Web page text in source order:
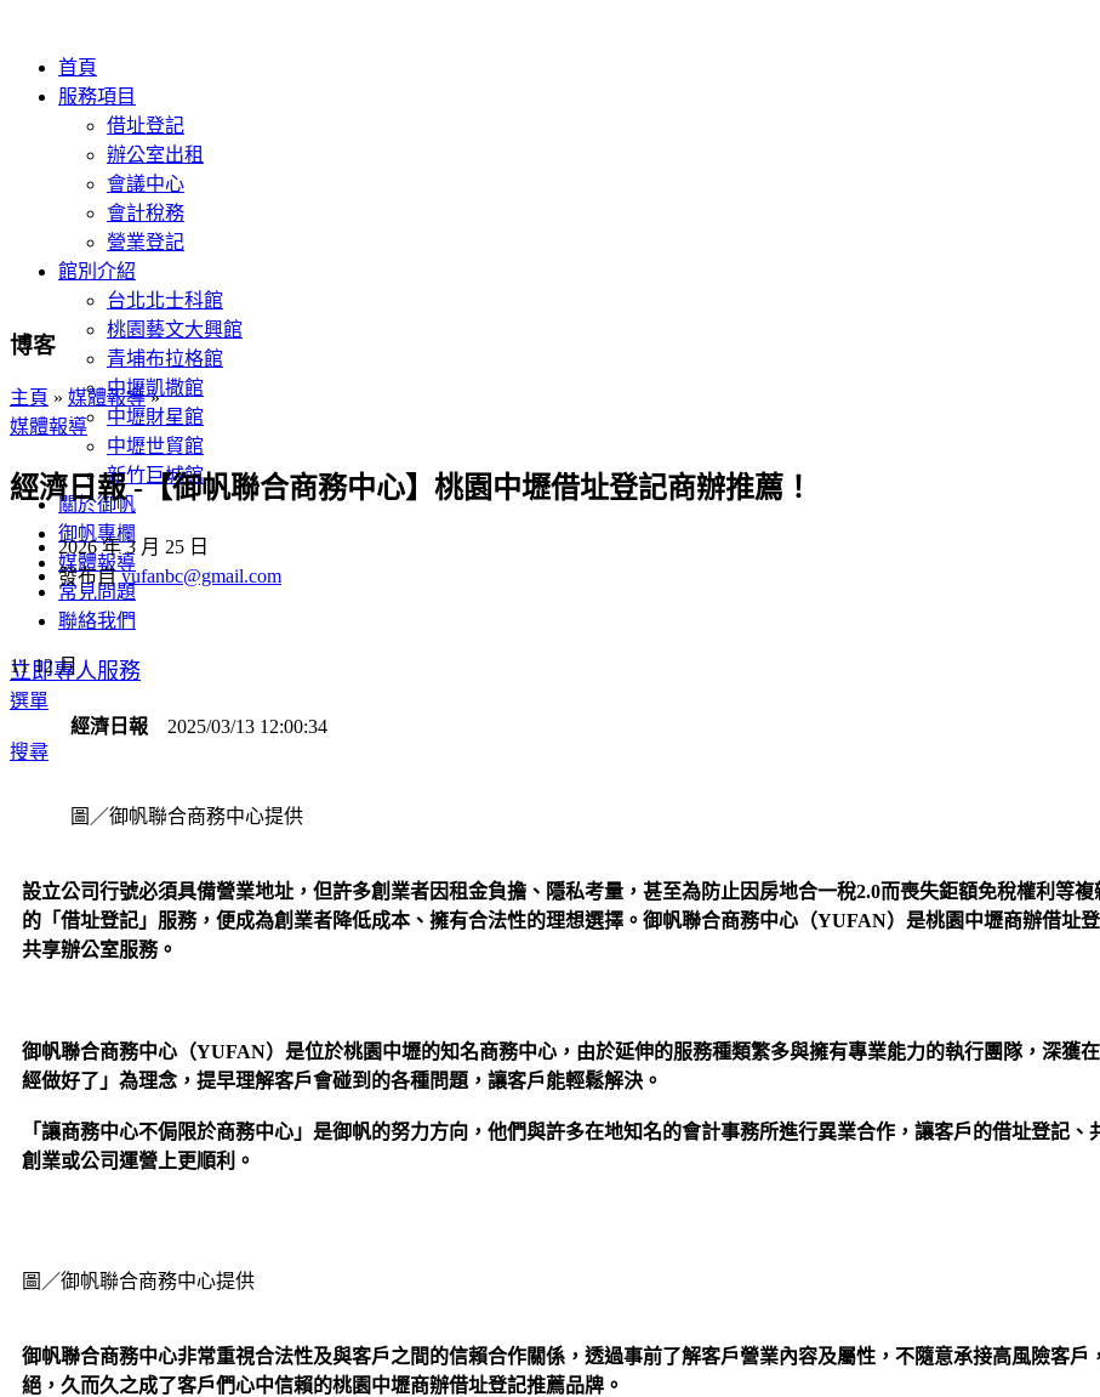
首頁
服務項目
借址登記
辦公室出租
會議中心
會計稅務
營業登記
館別介紹
台北北士科館
桃園藝文大興館
青埔布拉格館
中壢凱撒館
中壢財星館
中壢世貿館
新竹巨城館
關於御帆
御帆專欄
媒體報導
常見問題
聯絡我們
立即專人服務
選單
搜尋
博客
主頁 » 媒體報導»
媒體報導
經濟日報 -【御帆聯合商務中心】桃園中壢借址登記商辦推薦！
2026 年 3 月 25 日
發布自 yufanbc@gmail.com
1112 月
經濟日報 2025/03/13 12:00:34
圖／御帆聯合商務中心提供
設立公司行號必須具備營業地址，但許多創業者因租金負擔、隱私考量，甚至為防止因房地合一稅2.0而喪失鉅額免稅權利等
的「借址登記」服務，便成為創業者降低成本、擁有合法性的理想選擇。御帆聯合商務中心（YUFAN）是桃園中壢商辦借址
共享辦公室服務。
御帆聯合商務中心（YUFAN）是位於桃園中壢的知名商務中心，由於延伸的服務種類繁多與擁有專業能力的執行團隊，深獲
經做好了」為理念，提早理解客戶會碰到的各種問題，讓客戶能輕鬆解決。
「讓商務中心不侷限於商務中心」是御帆的努力方向，他們與許多在地知名的會計事務所進行異業合作，讓客戶的借址登記
創業或公司運營上更順利。
圖／御帆聯合商務中心提供
御帆聯合商務中心非常重視合法性及與客戶之間的信賴合作關係，透過事前了解客戶營業內容及屬性，不隨意承接高風險客
絕，久而久之成了客戶們心中信賴的桃園中壢商辦借址登記推薦品牌。